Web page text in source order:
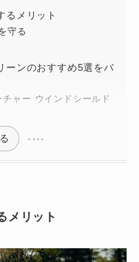
るメリット
守る
ーンのおすすめ5選をバ
ャー ウインドシールド
メリット